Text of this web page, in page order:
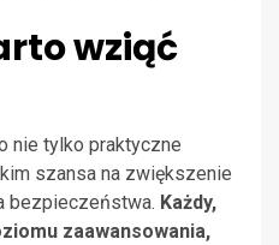
wziąć
nie tylko praktyczne
szansa na zwiększenie
bezpieczeństwa. Każdy,
zaawansowania,